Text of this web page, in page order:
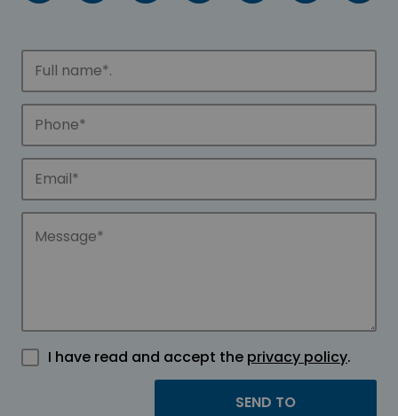
I have read and accept the privacy policy.